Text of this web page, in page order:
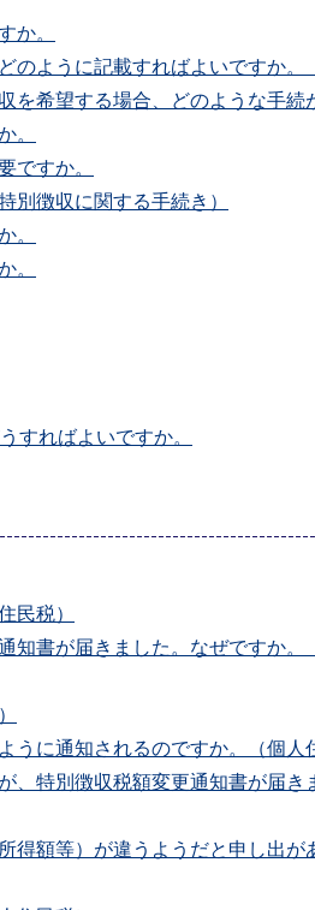
か。
ように記載すればよいですか。
希望する場合、どのような手続
。
ですか。
別徴収に関する手続き）
。
。
すればよいですか。
民税）
書が届きました。なぜですか。
に通知されるのですか。（個人
特別徴収税額変更通知書が届き
額等）が違うようだと申し出が